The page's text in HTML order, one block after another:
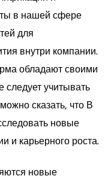
в нашей сфере
для
внутри компании.
обладают своими
следует учитывать
сказать, что В
новые
и карьерного роста.
новые